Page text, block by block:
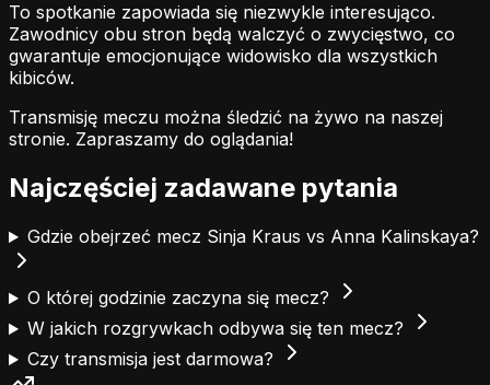
To spotkanie zapowiada się niezwykle interesująco.
Zawodnicy obu stron będą walczyć o zwycięstwo, co
gwarantuje emocjonujące widowisko dla wszystkich
kibiców.
Transmisję meczu można śledzić na żywo na naszej
stronie. Zapraszamy do oglądania!
Najczęściej zadawane pytania
Gdzie obejrzeć mecz Sinja Kraus vs Anna Kalinskaya?
O której godzinie zaczyna się mecz?
W jakich rozgrywkach odbywa się ten mecz?
Czy transmisja jest darmowa?